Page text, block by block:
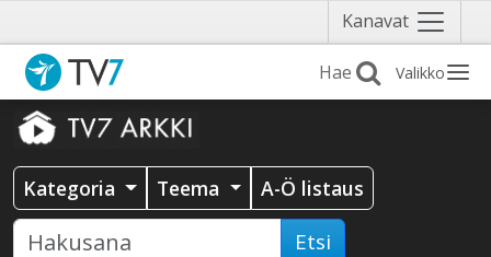
Kanavat Näytä
valikko
Valikko
Kategoria Teema A-Ö listaus
Etsi